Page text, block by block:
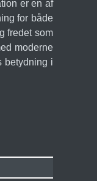
er en af
for både
fredet som
moderne
betydning i